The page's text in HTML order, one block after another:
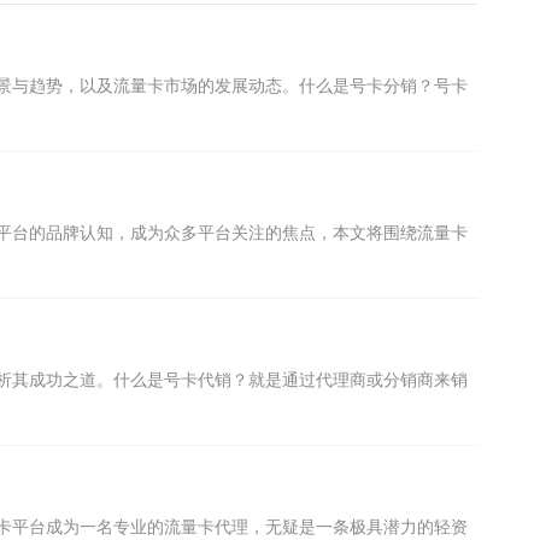
趋势，以及流量卡市场的发展动态。什么是号卡分销？号卡
的品牌认知，成为众多平台关注的焦点，本文将围绕流量卡
成功之道。什么是号卡代销？就是通过代理商或分销商来销
台成为一名专业的流量卡代理，无疑是一条极具潜力的轻资